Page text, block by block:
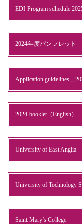
EDI Program schedule
2024年度パンフレット
Application guidelines＿
2024 booklet（English）
University of East Anglia
University of Technology
Saint Mary’s College